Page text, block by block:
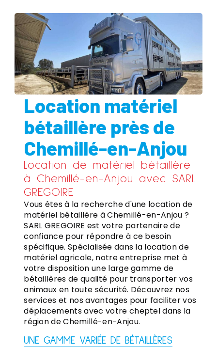
Location matériel
bétaillère près de
Chemillé-en-Anjou
Location de matériel bétaillère
à Chemillé-en-Anjou avec SARL
GREGOIRE
Vous êtes à la recherche d'une location de
matériel bétaillère à Chemillé-en-Anjou ?
SARL GREGOIRE est votre partenaire de
confiance pour répondre à ce besoin
spécifique. Spécialisée dans la location de
matériel agricole, notre entreprise met à
votre disposition une large gamme de
bétaillères de qualité pour transporter vos
animaux en toute sécurité. Découvrez nos
services et nos avantages pour faciliter vos
déplacements avec votre cheptel dans la
région de Chemillé-en-Anjou.
UNE GAMME VARIÉE DE BÉTAILLÈRES